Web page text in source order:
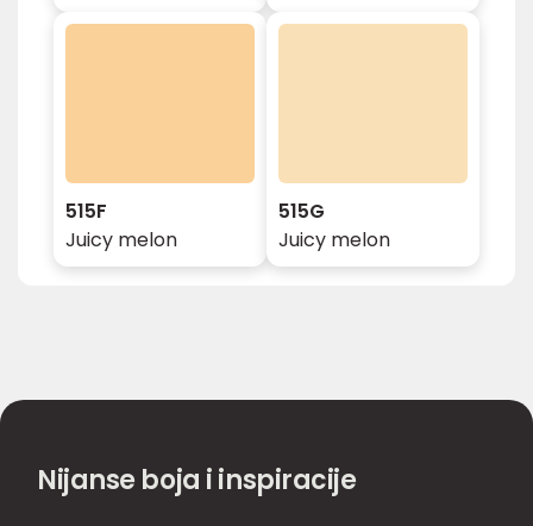
515F
Juicy melon
515G
Juicy melon
Nijanse boja i inspiracije